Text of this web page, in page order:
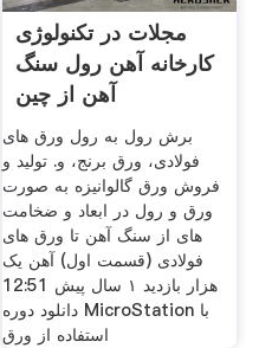
مجلات در تکنولوژی
کارخانه آهن رول سنگ
آهن از چین
برش رول به رول ورق های
فولادی، ورق برنج، و. تولید و
فروش ورق گالوانیزه به صورت
ورق و رول در ابعاد و ضخامت
های از سنگ آهن تا ورق های
فولادی (قسمت اول) آهن یک
هزار بازدید ۱ سال پیش 12:51
دانلود دوره MicroStation با
استفاده از ورق